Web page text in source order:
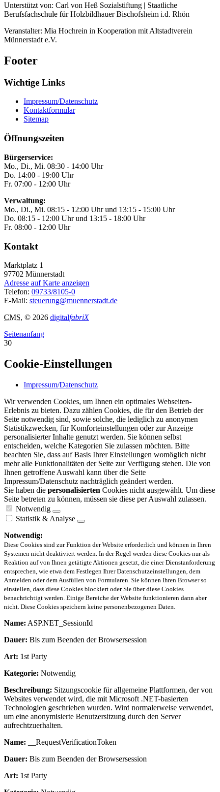
Unterstützt von: Carl von Heß Sozialstiftung | Staatliche
Berufsfachschule für Holzbildhauer Bischofsheim i.d. Rhön
Veranstalter: Mia Hochrein in Kooperation mit Altstadtverein
Münnerstadt e.V.
Footer
Wichtige Links
Impressum/Datenschutz
Kontaktformular
Sitemap
Öffnungszeiten
Bürgerservice:
Mo., Di., Mi. 08:30 - 14:00 Uhr
Do. 14:00 - 19:00 Uhr
Fr. 07:00 - 12:00 Uhr
Verwaltung:
Mo., Di., Mi. 08:15 - 12:00 Uhr und 13:15 - 15:00 Uhr
Do. 08:15 - 12:00 Uhr und 13:15 - 18:00 Uhr
Fr. 08:00 - 12:00 Uhr
Kontakt
Marktplatz 1
97702 Münnerstadt
Adresse auf Karte anzeigen
Telefon: 09733/8105-0
E-Mail: steuerung@muennerstadt.de
CMS, © 2026 digitalfabriX
Seitenanfang
30
Cookie-Einstellungen
Impressum/Datenschutz
Wir verwenden Cookies, um Ihnen ein optimales Webseiten-
Erlebnis zu bieten. Dazu zählen Cookies, die für den Betrieb der
Seite notwendig sind, sowie solche, die lediglich zu anonymen
Statistikzwecken, für Komforteinstellungen oder zur Anzeige
personalisierter Inhalte genutzt werden. Sie können selbst
entscheiden, welche Kategorien Sie zulassen möchten. Bitte
beachten Sie, dass auf Basis Ihrer Einstellungen womöglich nicht
mehr alle Funktionalitäten der Seite zur Verfügung stehen. Die von
Ihnen getroffene Auswahl kann über die Seite
Impressum/Datenschutz nachträglich geändert werden.
Sie haben die personalisierten Cookies nicht ausgewählt. Um diese
Seite betreten zu können, müssen sie diese per Auswahl zulassen.
Notwendig
Statistik & Analyse
Notwendig:
Diese Cookies sind zur Funktion der Website erforderlich und können in Ihren
Systemen nicht deaktiviert werden. In der Regel werden diese Cookies nur als
Reaktion auf von Ihnen getätigte Aktionen gesetzt, die einer Dienstanforderung
entsprechen, wie etwa dem Festlegen Ihrer Datenschutzeinstellungen, dem
Anmelden oder dem Ausfüllen von Formularen. Sie können Ihren Browser so
einstellen, dass diese Cookies blockiert oder Sie über diese Cookies
benachrichtigt werden. Einige Bereiche der Website funktionieren dann aber
nicht. Diese Cookies speichern keine personenbezogenen Daten.
Name: ASP.NET_SessionId
Dauer: Bis zum Beenden der Browsersession
Art: 1st Party
Kategorie: Notwendig
Beschreibung: Sitzungscookie für allgemeine Plattformen, der von
Websites verwendet wird, die mit Microsoft .NET-basierten
Technologien geschrieben wurden. Wird normalerweise verwendet,
um eine anonymisierte Benutzersitzung durch den Server
aufrechtzuerhalten.
Name: __RequestVerificationToken
Dauer: Bis zum Beenden der Browsersession
Art: 1st Party